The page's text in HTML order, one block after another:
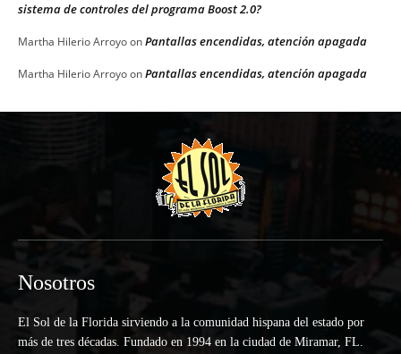
sistema de controles del programa Boost 2.0?
Martha Hilerio ArroyoonPantallas encendidas, atención apagada
Martha Hilerio ArroyoonPantallas encendidas, atención apagada
Nosotros
El Sol de la Florida sirviendo a la comunidad hispana del estado por
más de tres décadas. Fundado en 1994 en la ciudad de Miramar, FL.